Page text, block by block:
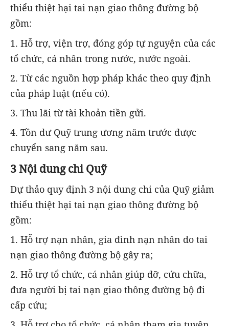
thiểu thiệt hại tai nạn giao thông đường bộ
gồm:
1. Hỗ trợ, viện trợ, đóng góp tự nguyện của các
tổ chức, cá nhân trong nước, nước ngoài.
2. Từ các nguồn hợp pháp khác theo quy định
của pháp luật (nếu có).
3. Thu lãi từ tài khoản tiền gửi.
4. Tồn dư Quỹ trung ương năm trước được
chuyển sang năm sau.
3 Nội dung chi Quỹ
Dự thảo quy định 3 nội dung chi của Quỹ giảm
thiểu thiệt hại tai nạn giao thông đường bộ
gồm:
1. Hỗ trợ nạn nhân, gia đình nạn nhân do tai
nạn giao thông đường bộ gây ra;
2. Hỗ trợ tổ chức, cá nhân giúp đỡ, cứu chữa,
đưa người bị tai nạn giao thông đường bộ đi
cấp cứu;